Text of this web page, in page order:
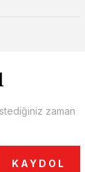
zaman
KAYDOL